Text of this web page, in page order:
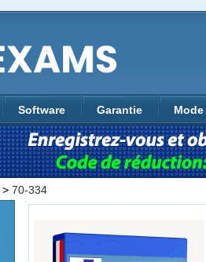
Software Garantie
> 70-334